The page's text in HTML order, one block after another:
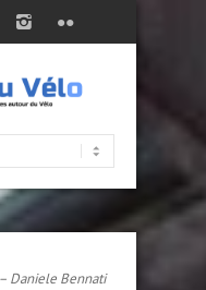
Daniele Bennati